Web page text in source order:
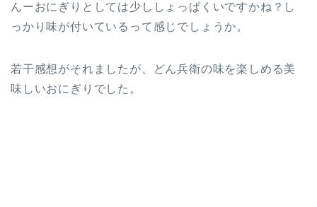
んーおにぎりとしては少ししょっぱくいですかね？し
っかり味が付いているって感じでしょうか。
若干感想がそれましたが、どん兵衛の味を楽しめる美
味しいおにぎりでした。